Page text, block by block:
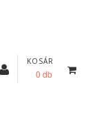
KOSÁR
0 db